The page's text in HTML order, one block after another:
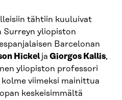
tähtiin kuuluivat
Surreyn yliopiston
Barcelonan
Hickelja Giorgos Kallis,
yliopiston professori
kolme viimeksi mainittua
keskeisimmältä